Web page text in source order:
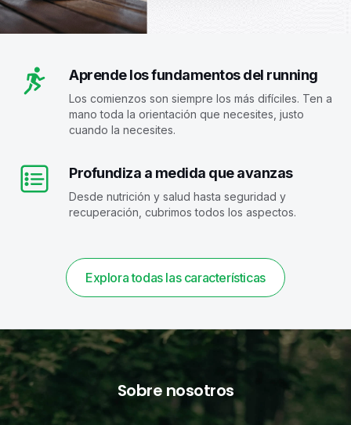
Aprende los fundamentos del running
Los comienzos son siempre los más difíciles. Ten a
mano toda la orientación que necesites, justo
cuando la necesites.
Profundiza a medida que avanzas
Desde nutrición y salud hasta seguridad y
recuperación, cubrimos todos los aspectos.
Explora todas las características
Sobre nosotros